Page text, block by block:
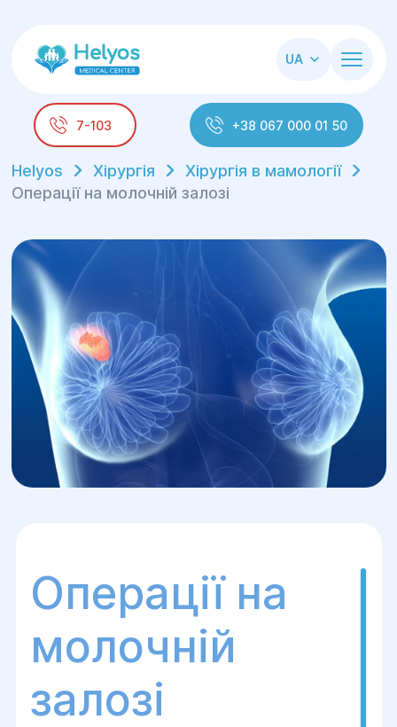
UA
7-103 +38 067 000 01 50
Helyos Хірургія
Хірургія в мамології
Операції на молочній залозі
Операції на
молочній
залозі